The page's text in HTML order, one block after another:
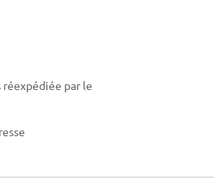
par le